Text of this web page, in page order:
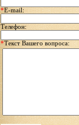
*E-mail:
Телефон:
*Текст Вашего вопроса: